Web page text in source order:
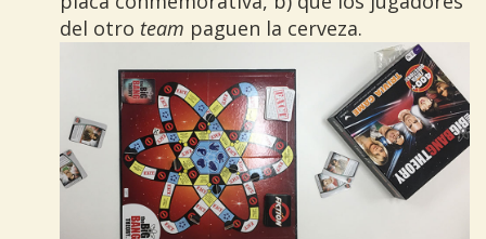
del otro team paguen la cerveza.